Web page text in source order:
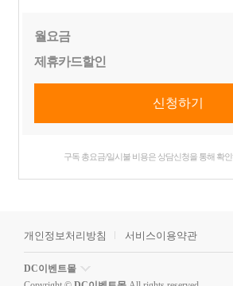
월요금
제휴카드할인
구독 총요금/일시불 비용은 상담신청을 통해 확
개인정보처리방침 서비스이용약관
DC이벤트몰